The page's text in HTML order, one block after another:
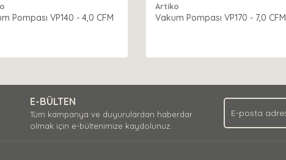
Pompası VP140 - 4,0 CFM
Artiko
Vakum Pompası VP170 - 7,0 CFM
E-BÜLTEN
Tüm kampanya ve duyurulardan haberdar
olmak için e-bültenimize kaydolunuz.